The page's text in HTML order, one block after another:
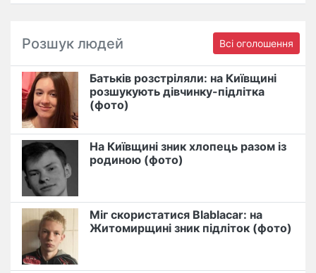
Розшук людей Всі оголошення
Батьків розстріляли: на Київщині
розшукують дівчинку-підлітка
(фото)
На Київщині зник хлопець разом із
родиною (фото)
Міг скористатися Blablacar: на
Житомирщині зник підліток (фото)